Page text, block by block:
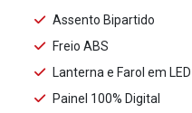
Assento Bipartido
Freio ABS
Lanterna e Farol em LED
Painel 100% Digital